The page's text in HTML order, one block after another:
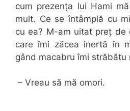
cum prezența lui Hami
mult. Ce se întâmplă cu
cu ea? M-am uitat preț de
care îmi zăcea inertă în
gând macabru îmi străbătu
– Vreau să mă omori.